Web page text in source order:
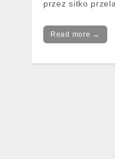
przez sitko
Read more →